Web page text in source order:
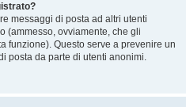
messaggi di posta ad altri utenti
(ammesso, ovviamente, che gli
funzione). Questo serve a prevenire un
posta da parte di utenti anonimi.